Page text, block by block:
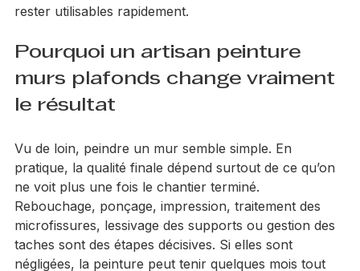
traces d’humidité anciennes ou que les pièces doivent
Pourquoi un artisan peinture
murs plafonds change vraiment
Vu de loin, peindre un mur semble simple. En
pratique, la qualité finale dépend surtout de ce qu’on
ne voit plus une fois le chantier terminé.
Rebouchage, ponçage, impression, traitement des
microfissures, lessivage des supports ou gestion des
taches sont des étapes décisives. Si elles sont